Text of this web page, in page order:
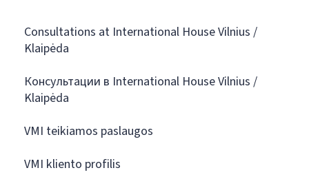
Consultations at International House Vilnius /
Klaipėda
Консультации в International House Vilnius /
Klaipėda
VMI teikiamos paslaugos
VMI kliento profilis